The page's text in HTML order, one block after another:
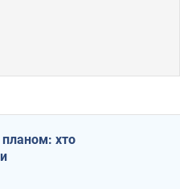
планом: хто